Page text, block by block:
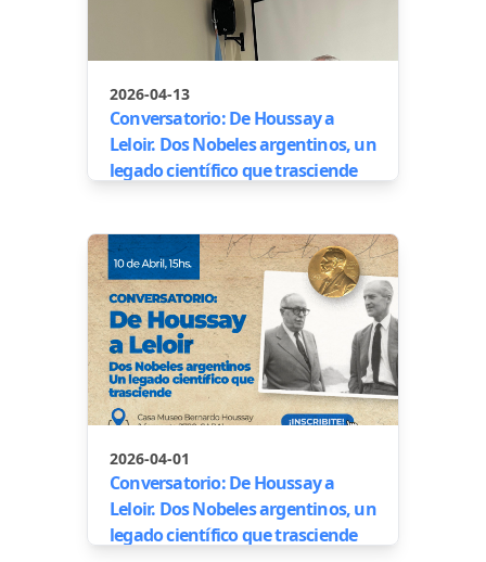
2026-04-13
Conversatorio: De Houssay a
Leloir. Dos Nobeles argentinos, un
legado científico que trasciende
2026-04-01
Conversatorio: De Houssay a
Leloir. Dos Nobeles argentinos, un
legado científico que trasciende